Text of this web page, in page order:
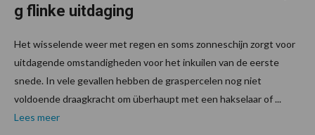
g flinke uitdaging
Het wisselende weer met regen en soms zonneschijn zorgt voor
uitdagende omstandigheden voor het inkuilen van de eerste
snede. In vele gevallen hebben de graspercelen nog niet
voldoende draagkracht om überhaupt met een hakselaar of ...
Lees meer